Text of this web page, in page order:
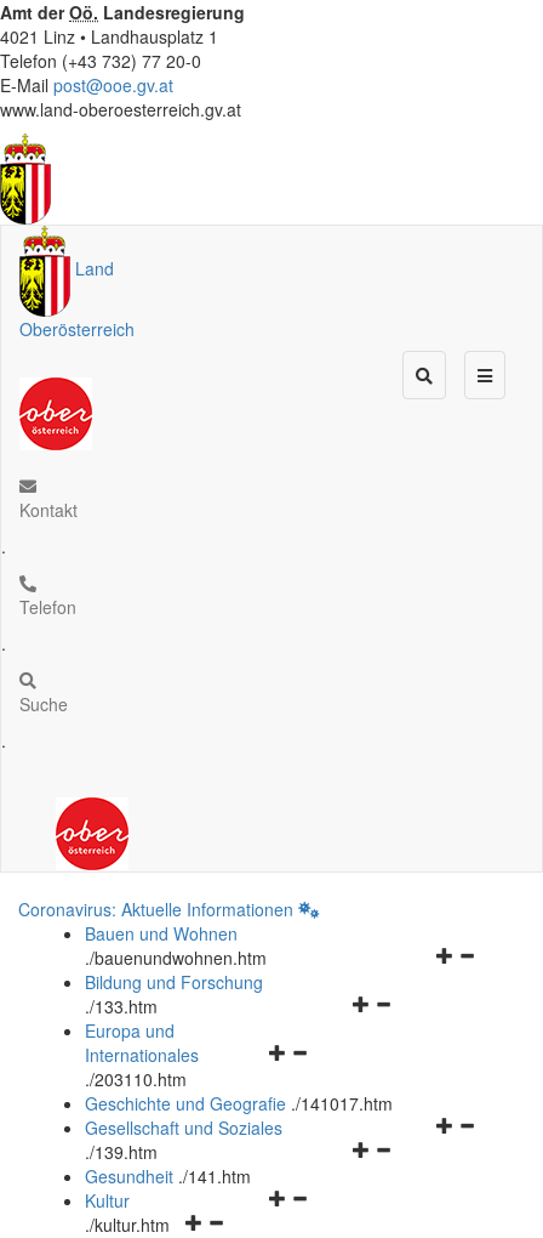
Amt derOö. Landesregierung
4021 Linz • Landhausplatz 1
Telefon (+43 732) 77 20-0
E-Mail post@ooe.gv.at
www.land-oberoesterreich.gv.at
Land
Oberösterreich
Kontakt
.
Telefon
.
Suche
.
Coronavirus: Aktuelle Informationen
Bauen und Wohnen
./bauenundwohnen.htm
Navigationsmenü
Bildung und Forschung
./133.htm
Navigationsmenü
und
schließen
Europa und
Internationales
./203110.htm
Geschichte und Geografie ./141017.htm
Navigationsmenü
Gesellschaft und Soziales
./139.htm
Navigationsmenü
Gesundheit ./141.htm
Navigationsmenü
Kultur
./kultur.htm